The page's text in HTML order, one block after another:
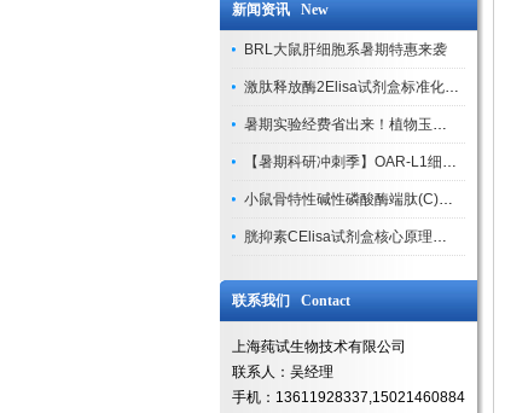
新闻资讯 New
BRL大鼠肝细胞系暑期特惠来袭
激肽释放酶2Elisa试剂盒标准化实验操作与质控体系解析
暑期实验经费省出来！植物玉米索核苷（ZR ）elisa酶联免疫试剂盒
【暑期科研冲刺季】OAR-L1细胞专用培养基特惠，助力实验高效突破
小鼠骨特性碱性磷酸酶端肽(C)elisa试剂盒大促，骨科研人速囤
胱抑素CElisa试剂盒核心原理、产品特性与全流程操作规范详解
联系我们 Contact
上海莼试生物技术有限公司
联系人：吴经理
手机：13611928337,15021460884